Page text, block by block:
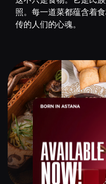
照。每一道菜都蕴含着
传的人们的心魂。